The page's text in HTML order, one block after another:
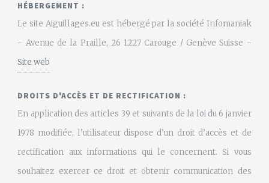
HÉBERGEMENT :
Le site Aiguillages.eu est hébergé par la société Infomaniak
- Avenue de la Praille, 26 1227 Carouge / Genève Suisse -
Site web
DROITS D'ACCÈS ET DE RECTIFICATION :
En application des articles 39 et suivants de la loi du 6 janvier
1978 modifiée, l’utilisateur dispose d’un droit d’accès et de
rectification aux informations qui le concernent. Si vous
souhaitez exercer ce droit et obtenir communication des